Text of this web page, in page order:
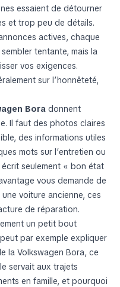
essaient de détourner
et trop peu de détails.
actives, chaque
tentante, mais la
vos exigences.
sur l’honnêteté,
Bora donnent
Il faut des photos claires
des informations utiles
mots sur l’entretien ou
seulement « bon état
vous demande de
voiture ancienne, ces
de réparation.
un petit bout
par exemple expliquer
la Volkswagen Bora, ce
servait aux trajets
en famille, et pourquoi